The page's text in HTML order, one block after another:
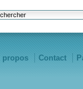
propos Contact